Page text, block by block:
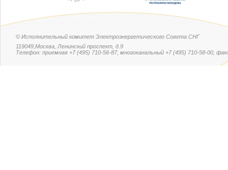
© Исполнительный комитет Электроэнергетического Совета СНГ
119049,Москва, Ленинский проспект, д.9
Телефон: приемная +7 (495) 710-56-87, многоканальный +7 (495) 710-58-00,